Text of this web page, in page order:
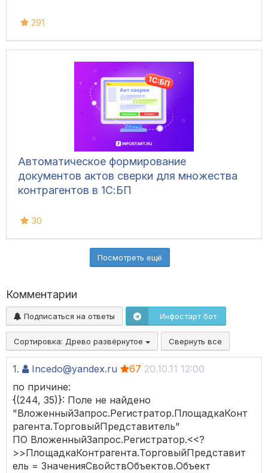
291
Автоматическое формирование
документов актов сверки для множества
контрагентов в 1С:БП
30
Посмотреть ещё
Комментарии
Подписаться на ответы Инфостарт бот
Сортировка: Древо развёрнутое Свернуть все
1. Incedo@yandex.ru 67 20.10.11 12:00
по причине:
{(244, 35)}: Поле не найдено
"ВложенныйЗапрос.Регистратор.ПлощадкаКонт
рагента.ТорговыйПредставитель"
ПО ВложенныйЗапрос.Регистратор.<<?
>>ПлощадкаКонтрагента.ТорговыйПредставит
ель = ЗначенияСвойствОбъектов.Объект